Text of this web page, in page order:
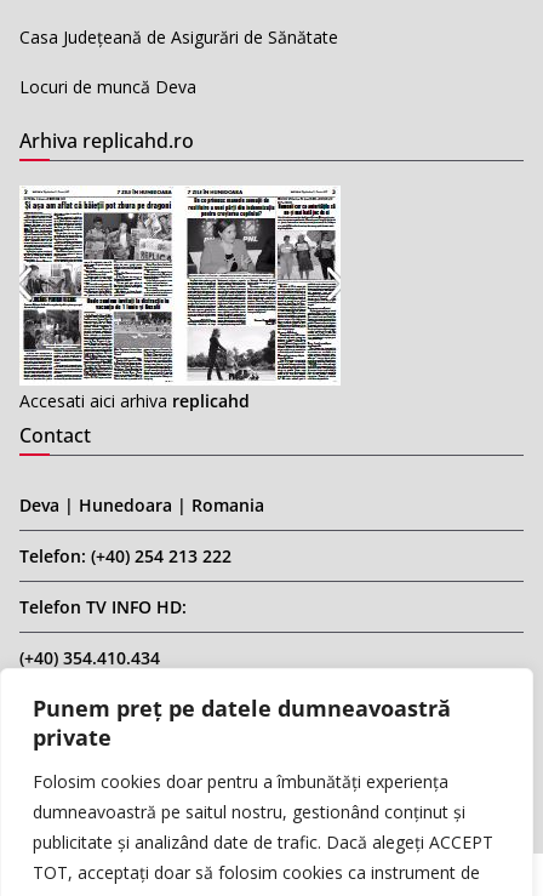
Punem preț pe datele dumneavoastră
private
Folosim cookies doar pentru a îmbunătăți experiența
dumneavoastră pe saitul nostru, gestionând conținut și
publicitate și analizând date de trafic. Dacă alegeți ACCEPT
TOT, acceptați doar să folosim cookies ca instrument de
Casa Județeană de Asigurări de Sănătate
Locuri de muncă Deva
Arhiva replicahd.ro
Accesati aici arhiva replicahd
Contact
Deva | Hunedoara | Romania
Telefon: (+40) 254 213 222
Telefon TV INFO HD:
(+40) 354.410.434
Email: infohd20@gmail.com
Website: www.replicahd.ro